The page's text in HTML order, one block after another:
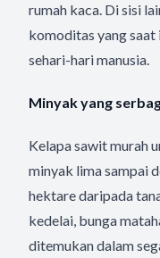
rumah kaca. Di sisi
komoditas yang
sehari-hari manusia.
Minyak yang
Kelapa sawit murah
minyak lima sampai
hektare daripada
kedelai, bunga
ditemukan dalam